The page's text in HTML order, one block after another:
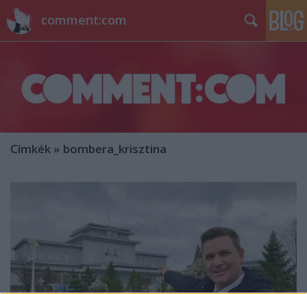
comment:com
Címkék » bombera_krisztina